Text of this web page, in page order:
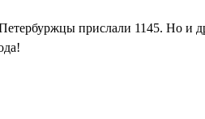
прислали 1145. Но и